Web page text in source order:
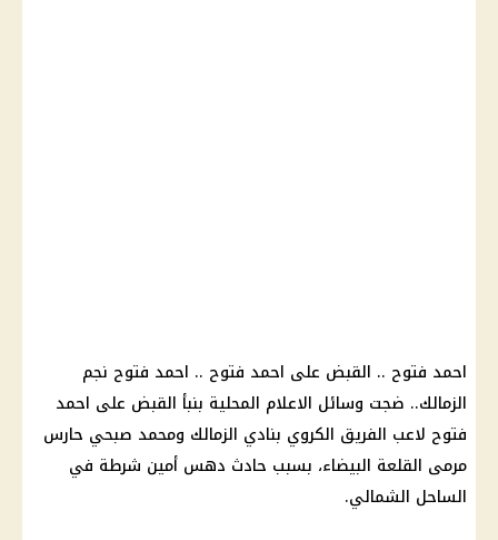
احمد فتوح .. القبض على احمد فتوح .. احمد فتوح نجم
الزمالك.. ضجت وسائل الاعلام المحلية بنبأ القبض على احمد
فتوح لاعب الفريق الكروي بنادي الزمالك ومحمد صبحي حارس
مرمى القلعة البيضاء، بسبب حادث دهس أمين شرطة في
الساحل الشمالي.